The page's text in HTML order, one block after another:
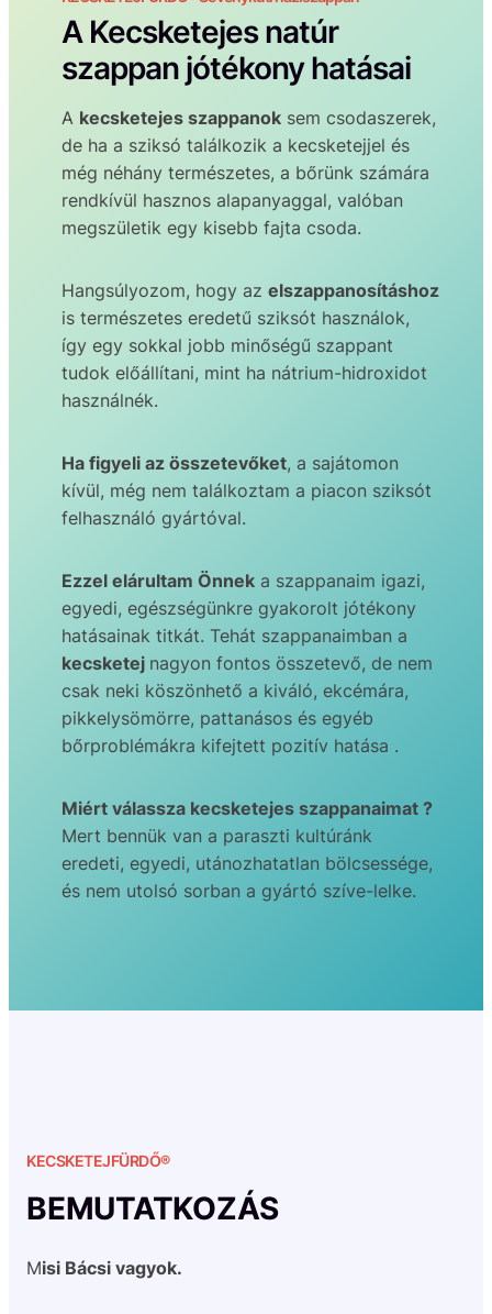
A Kecsketejes natúr
szappan jótékony hatásai
A kecsketejes szappanok sem csodaszerek,
de ha a sziksó találkozik a kecsketejjel és
még néhány természetes, a bőrünk számára
rendkívül hasznos alapanyaggal, valóban
megszületik egy kisebb fajta csoda.
Hangsúlyozom, hogy az elszappanosításhoz
is természetes eredetű sziksót használok,
így egy sokkal jobb minőségű szappant
tudok előállítani, mint ha nátrium-hidroxidot
használnék.
Ha figyeli az összetevőket, a sajátomon
kívül, még nem találkoztam a piacon sziksót
felhasználó gyártóval.
Ezzel elárultam Önnek a szappanaim igazi,
egyedi, egészségünkre gyakorolt jótékony
hatásainak titkát. Tehát szappanaimban a
kecsketej nagyon fontos összetevő, de nem
csak neki köszönhető a kiváló, ekcémára,
pikkelysömörre, pattanásos és egyéb
bőrproblémákra kifejtett pozitív hatása .
Miért válassza kecsketejes szappanaimat ?
Mert bennük van a paraszti kultúránk
eredeti, egyedi, utánozhatatlan bölcsessége,
és nem utolsó sorban a gyártó szíve-lelke.
KECSKETEJFÜRDŐ®
BEMUTATKOZÁS
Misi Bácsi vagyok.